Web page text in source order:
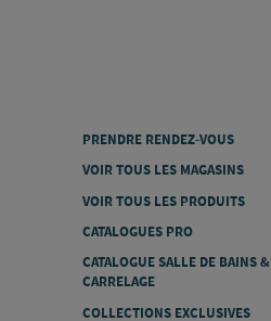
PRENDRE RENDEZ-VOUS
VOIR TOUS LES MAGASINS
VOIR TOUS LES PRODUITS
CATALOGUES PRO
CATALOGUE SALLE DE BAINS &
CARRELAGE
COLLECTIONS EXCLUSIVES